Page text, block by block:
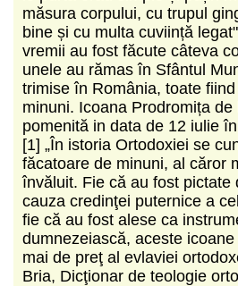
măsura corpului, cu trupul
bine și cu multa cuviință
vremii au fost făcute câteva
unele au rămas în Sfântul
trimise în România, toate
minuni. Icoana Prodromița
pomenită in data de 12 iulie
[1] „În istoria Ortodoxiei se
făcatoare de minuni, al căror
învăluit. Fie că au fost pictate
cauza credinţei puternice a
fie că au fost alese ca
dumnezeiască, aceste
mai de preţ al evlaviei
Bria, Dicţionar de teologie